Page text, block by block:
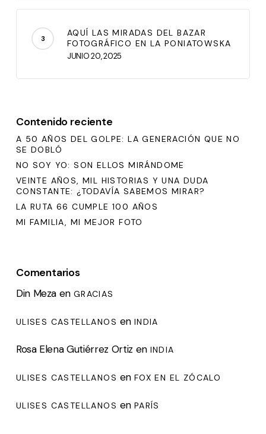
AQUÍ LAS MIRADAS DEL BAZAR
FOTOGRÁFICO EN LA PONIATOWSKA
JUNIO 20, 2025
Contenido reciente
A 50 AÑOS DEL GOLPE: LA GENERACIÓN QUE NO
SE DOBLÓ
NO SOY YO: SON ELLOS MIRÁNDOME
VEINTE AÑOS, MIL HISTORIAS Y UNA DUDA
CONSTANTE: ¿TODAVÍA SABEMOS MIRAR?
LA RUTA 66 CUMPLE 100 AÑOS
MI FAMILIA, MI MEJOR FOTO
Comentarios
Din Meza en GRACIAS
ULISES CASTELLANOS en INDIA
Rosa Elena Gutiérrez Ortiz en INDIA
ULISES CASTELLANOS en FOX EN EL ZÓCALO
ULISES CASTELLANOS en PARÍS